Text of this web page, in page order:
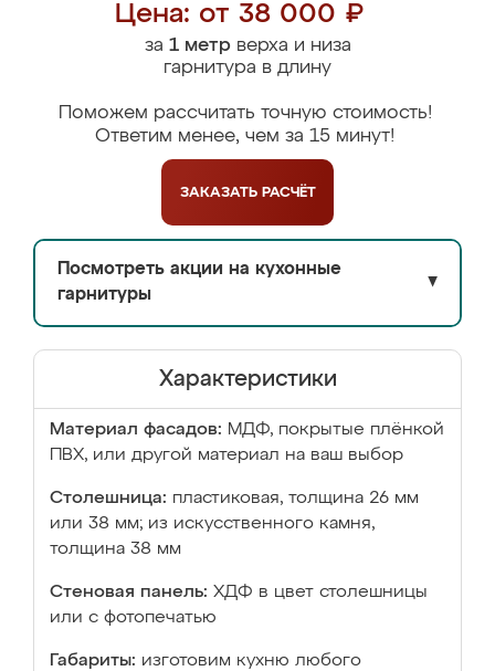
Цена: от 38 000 ₽
за 1 метрверха и низа
гарнитура в длину
Поможем рассчитать точную стоимость!
Ответим менее, чем за 15 минут!
ЗАКАЗАТЬ РАСЧЁТ
Посмотреть акции на кухонные
гарнитуры
▼
Характеристики
Материал фасадов: МДФ, покрытые плёнкой
ПВХ, или другой материал на ваш выбор
Столешница: пластиковая, толщина 26 мм
или 38 мм; из искусственного камня,
толщина 38 мм
Стеновая панель: ХДФ в цвет столешницы
или с фотопечатью
Габариты: изготовим кухню любого